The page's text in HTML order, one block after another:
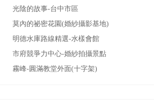
光陰的故事-台中市區
莫內的祕密花園(婚紗攝影基地)
明德水庫路線精選-水樣會館
市府競爭力中心-婚紗拍攝景點
霧峰-圓滿教堂外面(十字架)